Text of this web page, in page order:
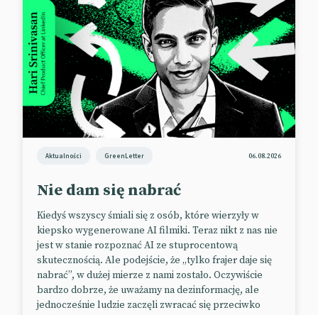
aplikacji o funkcję, która pozwala użytkownikom na
dodanie do swojego konta utworu. Dzięki temu
osoby odwiedzające nasz profil będą mogły łatwo
sprawdzić, co nam w duszy gra.
Przymusu na szczęście nie ma. W odróżnieniu od
analogicznego rozwiązania znanego z MySpace’a,
apka Instagrama nie będzie odtwarzała pliku audio
z automatu. Zainteresowani będą musieli kliknąć
„play”.
którzy lubią się pochwalić swoją twórczością w
socialach. Skorzystała z niej już m.in. Sabina
Carpenter do promocji swojego najnowszego singla
„Taste”.
Social Media Today
Design Taxi
Aktualności GreenLetter 06.08.2026
Nie dam się nabrać
Kiedyś wszyscy śmiali się z osób, które wierzyły w
kiepsko wygenerowane AI filmiki. Teraz nikt z nas nie
jest w stanie rozpoznać AI ze stuprocentową
skutecznością. Ale podejście, że „tylko frajer daje się
nabrać”, w dużej mierze z nami zostało. Oczywiście
bardzo dobrze, że uważamy na dezinformację, ale
jednocześnie ludzie zaczęli zwracać się przeciwko